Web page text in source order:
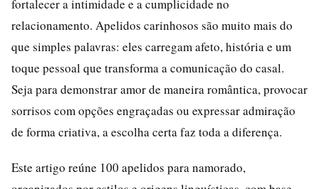
fortalecer a intimidade e a cumplicidade no
relacionamento. Apelidos carinhosos são muito mais do
que simples palavras: eles carregam afeto, história e um
toque pessoal que transforma a comunicação do casal.
Seja para demonstrar amor de maneira romântica, provocar
sorrisos com opções engraçadas ou expressar admiração
de forma criativa, a escolha certa faz toda a diferença.
Este artigo reúne 100 apelidos para namorado,